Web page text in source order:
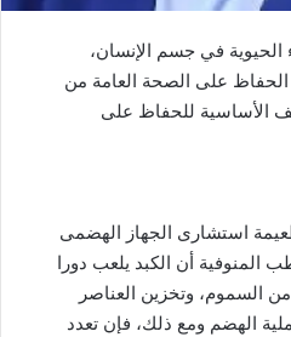
الحيوية في جسم الإنسان،
على الصحة العامة من
الأساسية للحفاظ على
استشارى الجهاز الهضمى
المنوفية أن الكبد يلعب دورا
السموم، وتخزين العناصر
الهضم ومع ذلك، فإن تعدد